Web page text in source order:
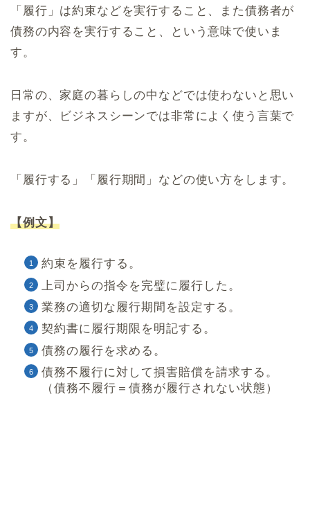
「履行」は約束などを実行すること、また債務者が
債務の内容を実行すること、という意味で使いま
す。
日常の、家庭の暮らしの中などでは使わないと思い
ますが、ビジネスシーンでは非常によく使う言葉で
す。
「履行する」「履行期間」などの使い方をします。
【例文】
約束を履行する。
上司からの指令を完璧に履行した。
業務の適切な履行期間を設定する。
契約書に履行期限を明記する。
債務の履行を求める。
債務不履行に対して損害賠償を請求する。
（債務不履行＝債務が履行されない状態）